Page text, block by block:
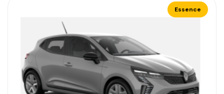
Essence